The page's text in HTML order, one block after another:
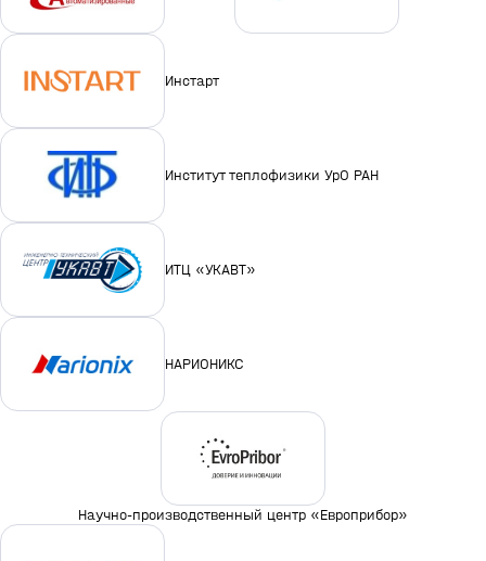
Инстарт
Институт теплофизики УрО РАН
ИТЦ «УКАВТ»
НАРИОНИКС
Научно-производственный центр «Европрибор»